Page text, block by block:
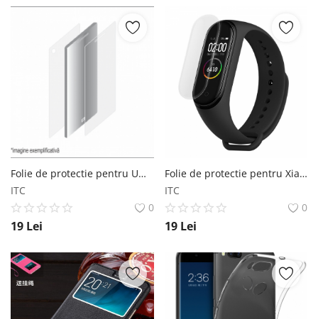
Folie de protectie pentru UMI Rome X FullBody (Fata+Spate)
ITC
0
19 Lei
Folie de protectie pentru Xiaomi Mi Band 4 Star
ITC
0
19 Lei